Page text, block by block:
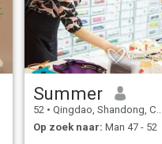
Summer
52 • Qingdao, Shandong, China
Op zoek naar: Man 47 - 52